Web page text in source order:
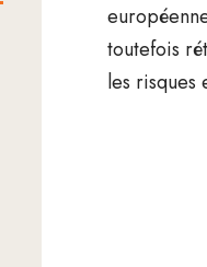
toutefois
les risques